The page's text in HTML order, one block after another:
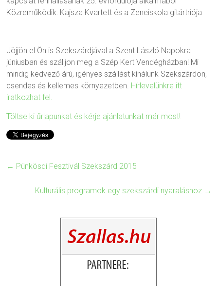
Közreműködik: Kajsza Kvartett és a Zeneiskola gitártriója
Jöjjön el Ön is Szekszárdjával a Szent László Napokra
júniusban és szálljon meg a Szép Kert Vendégházban! Mi
mindig kedvező árú, igényes szállást kínálunk Szekszárdon,
csendes és kellemes környezetben. Hírlevelünkre itt
iratkozhat fel.
Töltse ki űrlapunkat és kérje ajánlatunkat már most!
← Pünkösdi Fesztivál Szekszárd 2015
Kulturális programok egy szekszárdi nyaraláshoz →